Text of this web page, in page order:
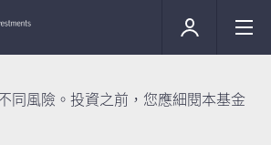
同風險。投資之前，您應細閱本基金